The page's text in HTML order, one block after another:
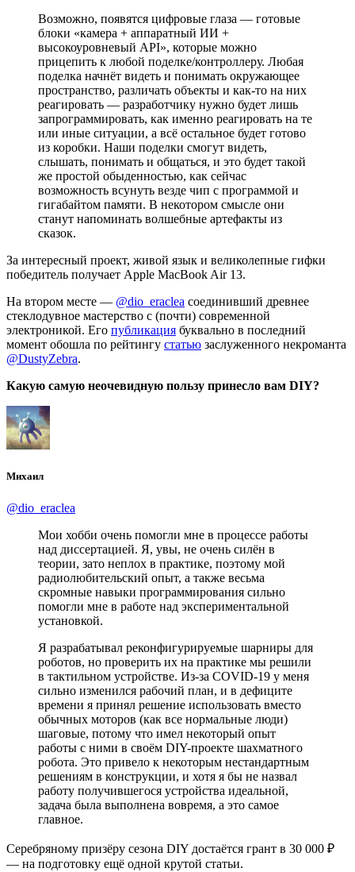
Возможно, появятся цифровые глаза — готовые
блоки «камера + аппаратный ИИ +
высокоуровневый API», которые можно
прицепить к любой поделке/контроллеру. Любая
поделка начнёт видеть и понимать окружающее
пространство, различать объекты и как-то на них
реагировать — разработчику нужно будет лишь
запрограммировать, как именно реагировать на те
или иные ситуации, а всё остальное будет готово
из коробки. Наши поделки смогут видеть,
слышать, понимать и общаться, и это будет такой
же простой обыденностью, как сейчас
возможность всунуть везде чип с программой и
гигабайтом памяти. В некотором смысле они
станут напоминать волшебные артефакты из
сказок.
За интересный проект, живой язык и великолепные гифки
победитель получает Apple MacBook Air 13.
На втором месте — @dio_eraclea соединивший древнее
стеклодувное мастерство с (почти) современной
электроникой. Его публикация буквально в последний
момент обошла по рейтингу статью заслуженного некроманта
@DustyZebra.
Какую самую неочевидную пользу принесло вам DIY?
Михаил
@dio_eraclea
Мои хобби очень помогли мне в процессе работы
над диссертацией. Я, увы, не очень силён в
теории, зато неплох в практике, поэтому мой
радиолюбительский опыт, а также весьма
скромные навыки программирования сильно
помогли мне в работе над экспериментальной
установкой.
Я разрабатывал реконфигурируемые шарниры для
роботов, но проверить их на практике мы решили
в тактильном устройстве. Из-за COVID-19 у меня
сильно изменился рабочий план, и в дефиците
времени я принял решение использовать вместо
обычных моторов (как все нормальные люди)
шаговые, потому что имел некоторый опыт
работы с ними в своём DIY-проекте шахматного
робота. Это привело к некоторым нестандартным
решениям в конструкции, и хотя я бы не назвал
работу получившегося устройства идеальной,
задача была выполнена вовремя, а это самое
главное.
Серебряному призёру сезона DIY достаётся грант в 30 000 ₽
— на подготовку ещё одной крутой статьи.